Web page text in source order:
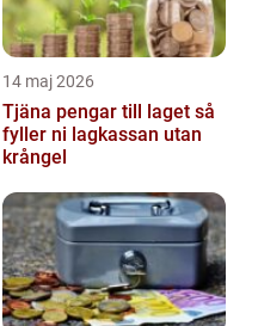
14 maj 2026
Tjäna pengar till laget så
fyller ni lagkassan utan
krångel